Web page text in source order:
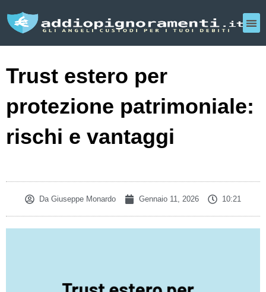
Trust estero per
protezione patrimoniale:
rischi e vantaggi
DaGiuseppe Monardo Gennaio 11, 2026 10:21